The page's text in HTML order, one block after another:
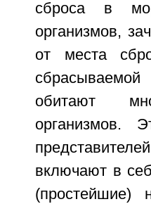
сброса в
организмов,
от места
обитают
организмов.
включают в
(простейшие)